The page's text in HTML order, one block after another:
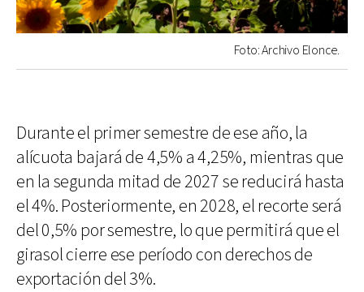
Foto: Archivo Elonce.
Durante el primer semestre de ese año, la
alícuota bajará de 4,5% a 4,25%, mientras que
en la segunda mitad de 2027 se reducirá hasta
el 4%. Posteriormente, en 2028, el recorte será
del 0,5% por semestre, lo que permitirá que el
girasol cierre ese período con derechos de
exportación del 3%.